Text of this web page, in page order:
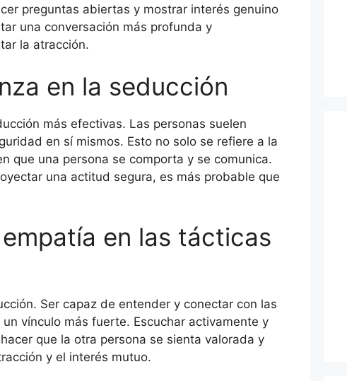
preguntas abiertas y mostrar interés genuino
una conversación más profunda y
la atracción.
en la seducción
más efectivas. Las personas suelen
en sí mismos. Esto no solo se refiere a la
que una persona se comporta y se comunica.
una actitud segura, es más probable que
en las tácticas
Ser capaz de entender y conectar con las
vínculo más fuerte. Escuchar activamente y
que la otra persona se sienta valorada y
y el interés mutuo.